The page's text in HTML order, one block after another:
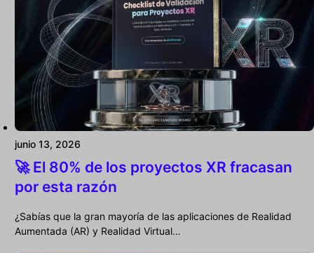
junio 13, 2026
🚀 El 80% de los proyectos XR fracasan
por esta razón
¿Sabías que la gran mayoría de las aplicaciones de Realidad
Aumentada (AR) y Realidad Virtual…